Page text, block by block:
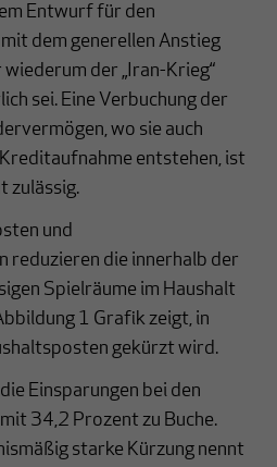
Entwurf für den
dem generellen Anstieg
der „Iran-Krieg“
sei. Eine Verbuchung der
wo sie auch
entstehen, ist
zulässig.
und
reduzieren die innerhalb der
Spielräume im Haushalt
1 Grafik zeigt, in
gekürzt wird.
Einsparungen bei den
34,2 Prozent zu Buche.
starke Kürzung nennt